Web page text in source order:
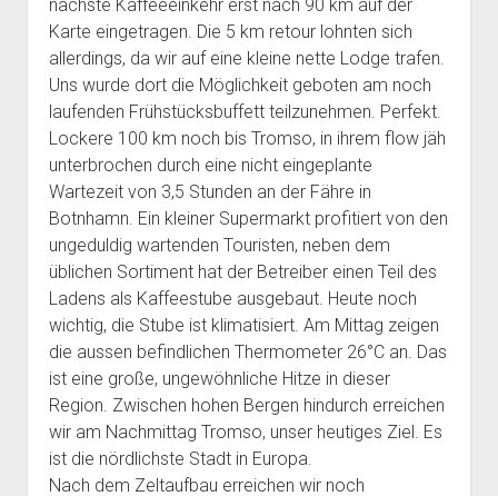
Karte Reiseverlauf 2022 Dänemark Schweden Norwegen
Finnland Baltikum Polen
Karte Reiseverlauf 2018 Niederlande Schottland
Karte Reiseverlauf 2016 Schweiz Italien Korsika Sardinien
Sizilien
menu
Fotos 2022
Reisepläne
open
dropdown
menu
Reiseplan 2022
Reiseplan 2024
Ausstattung
open
dropdown
menu
Ausstattung 2022
Ausstattung 2024
Datenschutz
open
dropdown
nächste Kaffeeeinkehr erst nach 90 km auf der
Karte eingetragen. Die 5 km retour lohnten sich
allerdings, da wir auf eine kleine nette Lodge trafen.
Uns wurde dort die Möglichkeit geboten am noch
laufenden Frühstücksbuffett teilzunehmen. Perfekt.
Lockere 100 km noch bis Tromso, in ihrem flow jäh
unterbrochen durch eine nicht eingeplante
Wartezeit von 3,5 Stunden an der Fähre in
Botnhamn. Ein kleiner Supermarkt profitiert von den
ungeduldig wartenden Touristen, neben dem
üblichen Sortiment hat der Betreiber einen Teil des
Ladens als Kaffeestube ausgebaut. Heute noch
wichtig, die Stube ist klimatisiert. Am Mittag zeigen
die aussen befindlichen Thermometer 26°C an. Das
ist eine große, ungewöhnliche Hitze in dieser
Region. Zwischen hohen Bergen hindurch erreichen
wir am Nachmittag Tromso, unser heutiges Ziel. Es
ist die nördlichste Stadt in Europa.
Nach dem Zeltaufbau erreichen wir noch